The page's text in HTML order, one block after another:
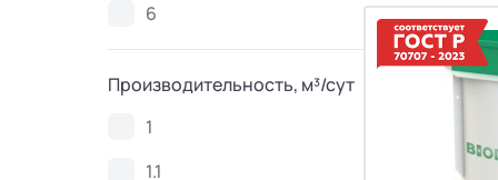
Септики БиоДача
Септики Колос 3
6
Производительность, м³/сут
1
1.1